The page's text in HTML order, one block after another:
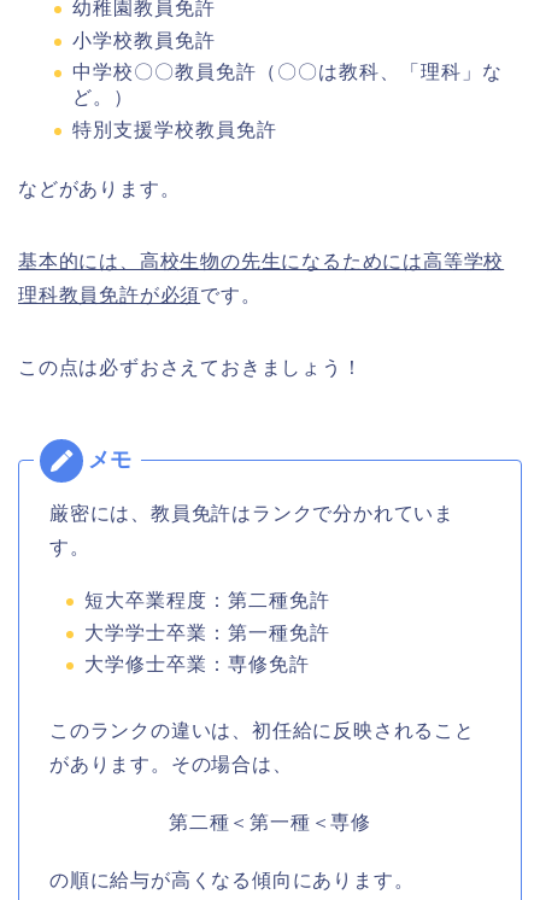
幼稚園教員免許
小学校教員免許
中学校〇〇教員免許（〇〇は教科、「理科」な
ど。）
特別支援学校教員免許
などがあります。
基本的には、高校生物の先生になるためには高等学校
理科教員免許が必須です。
この点は必ずおさえておきましょう！
厳密には、教員免許はランクで分かれていま
す。
短大卒業程度：第二種免許
大学学士卒業：第一種免許
大学修士卒業：専修免許
このランクの違いは、初任給に反映されること
があります。その場合は、
第二種＜第一種＜専修
の順に給与が高くなる傾向にあります。